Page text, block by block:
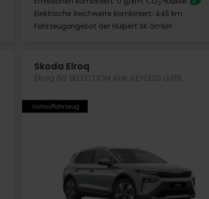
2
Elektrische Reichweite kombiniert: 445 km
Fahrzeugangebot der Hülpert SK GmbH
Skoda Elroq
Elroq 60 SELECTION AHK KEYLESS LM19